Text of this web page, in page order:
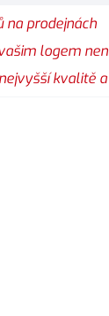
na prodejnách
logem
kvalitě